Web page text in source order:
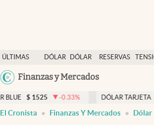
ÚLTIMAS
NOTICIAS
DÓLAR
DÓLAR
RESERVAS
Finanzas y Mercados
Dólar
Members
Economía y Política
Finanzas y Mercados
-0.33% DÓLAR TARJETA $ 1976
El Cronista Finanzas Y Mercados Dólar